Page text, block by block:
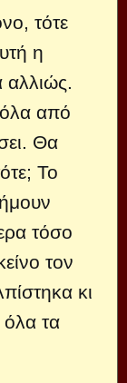
τότε
η
όλα από
Θα
Το
τόσο
τον
κι
όλα τα